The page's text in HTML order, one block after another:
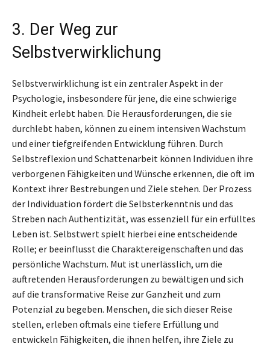
3. Der Weg zur
Selbstverwirklichung
Selbstverwirklichung ist ein zentraler Aspekt in der
Psychologie, insbesondere für jene, die eine schwierige
Kindheit erlebt haben. Die Herausforderungen, die sie
durchlebt haben, können zu einem intensiven Wachstum
und einer tiefgreifenden Entwicklung führen. Durch
Selbstreflexion und Schattenarbeit können Individuen ihre
verborgenen Fähigkeiten und Wünsche erkennen, die oft im
Kontext ihrer Bestrebungen und Ziele stehen. Der Prozess
der Individuation fördert die Selbsterkenntnis und das
Streben nach Authentizität, was essenziell für ein erfülltes
Leben ist. Selbstwert spielt hierbei eine entscheidende
Rolle; er beeinflusst die Charaktereigenschaften und das
persönliche Wachstum. Mut ist unerlässlich, um die
auftretenden Herausforderungen zu bewältigen und sich
auf die transformative Reise zur Ganzheit und zum
Potenzial zu begeben. Menschen, die sich dieser Reise
stellen, erleben oftmals eine tiefere Erfüllung und
entwickeln Fähigkeiten, die ihnen helfen, ihre Ziele zu